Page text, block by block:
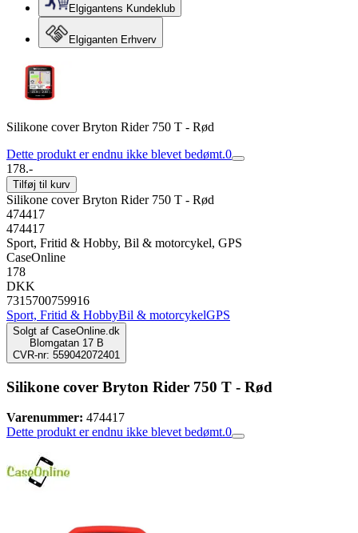
Elgigantens Kundeklub
Elgiganten Erhverv
Silikone cover Bryton Rider 750 T - Rød
Dette produkt er endnu ikke blevet bedømt.0
178.-
Tilføj til kurv
Silikone cover Bryton Rider 750 T - Rød
474417
474417
Sport, Fritid & Hobby, Bil & motorcykel, GPS
CaseOnline
178
DKK
7315700759916
Sport, Fritid & HobbyBil & motorcykelGPS
Solgt af CaseOnline.dk
Blomgatan 17 B
CVR-nr: 559042072401
Silikone cover Bryton Rider 750 T - Rød
Varenummer: 474417
Dette produkt er endnu ikke blevet bedømt.0